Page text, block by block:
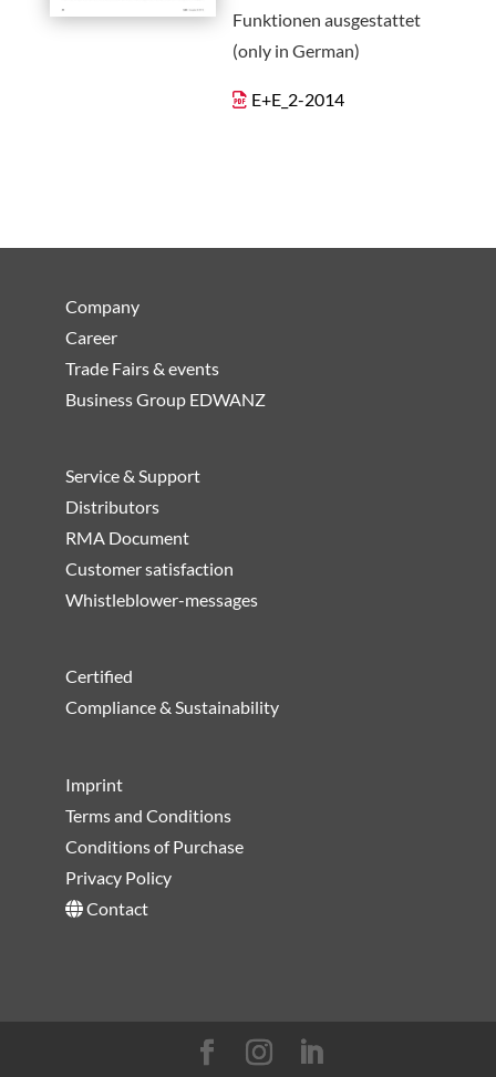
Funktionen ausgestattet
(only in German)
E+E_2-2014
Company
Career
Trade Fairs & events
Business Group EDWANZ
Service & Support
Distributors
RMA Document
Customer satisfaction
Whistleblower-messages
Certified
Compliance & Sustainability
Imprint
Terms and Conditions
Conditions of Purchase
Privacy Policy
Contact